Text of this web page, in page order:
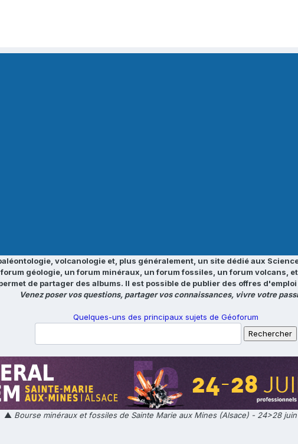
volcanologie et, plus généralement, un site dédié aux
géologie, un forum minéraux, un forum fossiles, un forum volcans,
de partager des albums. Il est possible de publier des offres
Venez poser vos questions, partager vos connaissances, vivre votre
Quelques-uns des principaux sujets de Géoforum
▲ Bourse minéraux et fossiles de Sainte Marie aux Mines (Alsace) - 24>28